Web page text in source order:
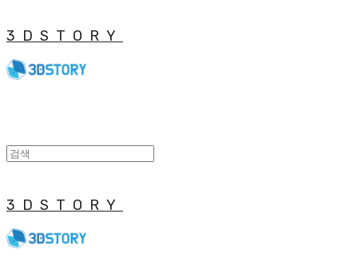
3DSTORY
3DSTORY